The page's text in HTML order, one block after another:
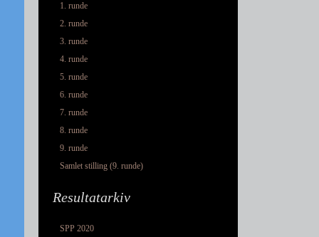
1. runde
2. runde
3. runde
4. runde
5. runde
6. runde
7. runde
8. runde
9. runde
Samlet stilling (9. runde)
Resultatarkiv
SPP 2020